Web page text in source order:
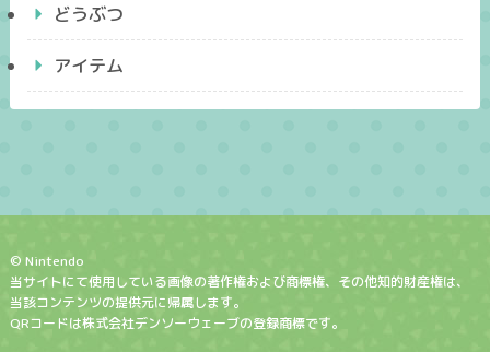
どうぶつ
アイテム
© Nintendo
当サイトにて使用している画像の著作権および商標権、その他知的財産権は、
当該コンテンツの提供元に帰属します。
QRコードは株式会社デンソーウェーブの登録商標です。